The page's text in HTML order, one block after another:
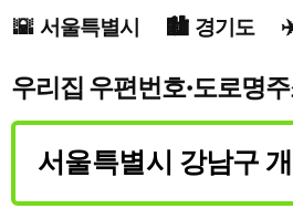
서울특별시 경기도
우리집 우편번호·도로명